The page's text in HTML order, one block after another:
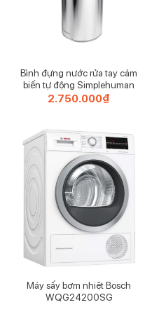
động
pháp xoắn mới. Nó
mỗi phút và loại bỏ đồng
tay, không thể bị gió thổi
như
Bình đựng nước rửa tay cảm
biến tự động Simplehuman
2.750.000₫
Máy sấy bơm nhiệt Bosch
WQG24200SG